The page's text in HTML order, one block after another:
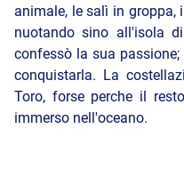
animale, le salì in groppa,
nuotando sino all'isola
confessò la sua
conquistarla. La
Toro, forse perche il
immerso nell'oceano.